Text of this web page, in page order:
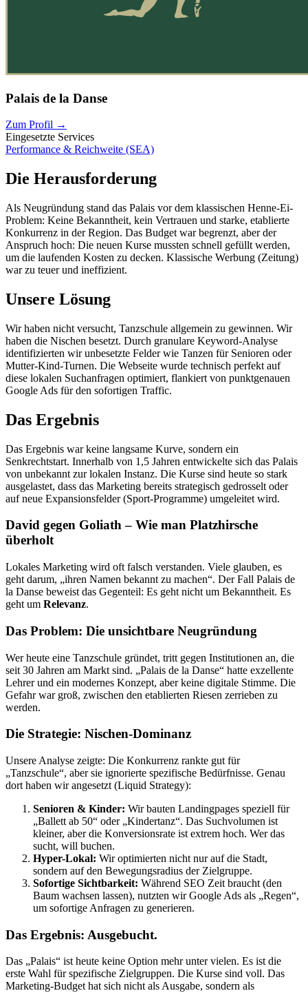
Palais de la Danse
Zum Profil →
Eingesetzte Services
Performance & Reichweite (SEA)
Die Herausforderung
Als Neugründung stand das Palais vor dem klassischen Henne-Ei-
Problem: Keine Bekanntheit, kein Vertrauen und starke, etablierte
Konkurrenz in der Region. Das Budget war begrenzt, aber der
Anspruch hoch: Die neuen Kurse mussten schnell gefüllt werden,
um die laufenden Kosten zu decken. Klassische Werbung (Zeitung)
war zu teuer und ineffizient.
Unsere Lösung
Wir haben nicht versucht, Tanzschule allgemein zu gewinnen. Wir
haben die Nischen besetzt. Durch granulare Keyword-Analyse
identifizierten wir unbesetzte Felder wie Tanzen für Senioren oder
Mutter-Kind-Turnen. Die Webseite wurde technisch perfekt auf
diese lokalen Suchanfragen optimiert, flankiert von punktgenauen
Google Ads für den sofortigen Traffic.
Das Ergebnis
Das Ergebnis war keine langsame Kurve, sondern ein
Senkrechtstart. Innerhalb von 1,5 Jahren entwickelte sich das Palais
von unbekannt zur lokalen Instanz. Die Kurse sind heute so stark
ausgelastet, dass das Marketing bereits strategisch gedrosselt oder
auf neue Expansionsfelder (Sport-Programme) umgeleitet wird.
David gegen Goliath – Wie man Platzhirsche
überholt
Lokales Marketing wird oft falsch verstanden. Viele glauben, es
geht darum, „ihren Namen bekannt zu machen“. Der Fall Palais de
la Danse beweist das Gegenteil: Es geht nicht um Bekanntheit. Es
geht um Relevanz.
Das Problem: Die unsichtbare Neugründung
Wer heute eine Tanzschule gründet, tritt gegen Institutionen an, die
seit 30 Jahren am Markt sind. „Palais de la Danse“ hatte exzellente
Lehrer und ein modernes Konzept, aber keine digitale Stimme. Die
Gefahr war groß, zwischen den etablierten Riesen zerrieben zu
werden.
Die Strategie: Nischen-Dominanz
Unsere Analyse zeigte: Die Konkurrenz rankte gut für
„Tanzschule“, aber sie ignorierte spezifische Bedürfnisse. Genau
dort haben wir angesetzt (Liquid Strategy):
Senioren & Kinder: Wir bauten Landingpages speziell für
„Ballett ab 50“ oder „Kindertanz“. Das Suchvolumen ist
kleiner, aber die Konversionsrate ist extrem hoch. Wer das
sucht, will buchen.
Hyper-Lokal: Wir optimierten nicht nur auf die Stadt,
sondern auf den Bewegungsradius der Zielgruppe.
Sofortige Sichtbarkeit: Während SEO Zeit braucht (den
Baum wachsen lassen), nutzten wir Google Ads als „Regen“,
um sofortige Anfragen zu generieren.
Das Ergebnis: Ausgebucht.
Das „Palais“ ist heute keine Option mehr unter vielen. Es ist die
erste Wahl für spezifische Zielgruppen. Die Kurse sind voll. Das
Marketing-Budget hat sich nicht als Ausgabe, sondern als